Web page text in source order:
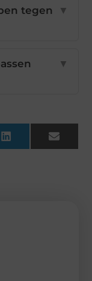
tegen
▼
▼
LinkedInEmail